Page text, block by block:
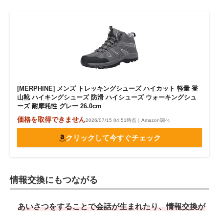
[MERPHINE] メンズ トレッキングシューズ ハイカット 軽量 登
山靴 ハイキングシューズ 防滑 ハイシューズ ウォーキングシュ
ーズ 耐摩耗性 グレー 26.0cm
価格を取得できません2026/07/15 04:51時点｜Amazon調べ
クリックして今すぐチェック
情報交換にもつながる
あいさつをすることで会話が生まれたり、情報交換が